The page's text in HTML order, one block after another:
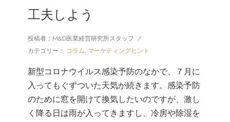
工夫しよう
投稿者：M&D医業経営研究所スタッフ /
カテゴリー：
コラム, マーケティングヒント
新型コロナウイルス感染予防のなかで、７月に
入ってもぐずついた天気が続きます。感染予防
のために窓を開けて換気したいのですが、激し
く降る日は雨が入ってきますし、冷房や除湿を